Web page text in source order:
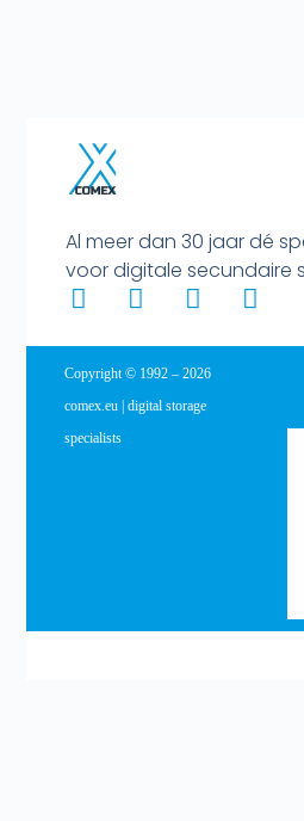
Al meer dan 30 jaar dé
voor digitale secundaire
Copyright © 1992 – 2026
comex.eu | digital storage
specialists